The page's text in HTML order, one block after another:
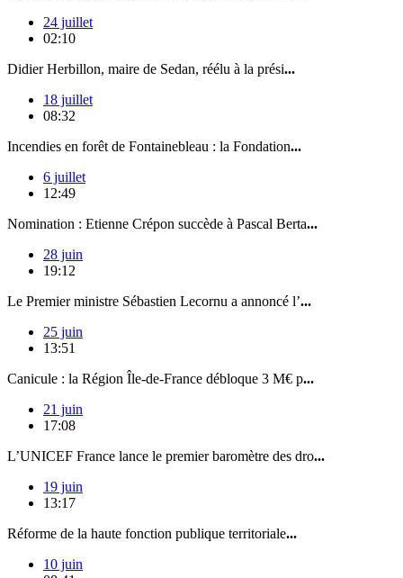
24 juillet
02:10
Didier Herbillon, maire de Sedan, réélu à la prési...
18 juillet
08:32
Incendies en forêt de Fontainebleau : la Fondation...
6 juillet
12:49
Nomination : Etienne Crépon succède à Pascal Berta...
28 juin
19:12
Le Premier ministre Sébastien Lecornu a annoncé l’...
25 juin
13:51
Canicule : la Région Île-de-France débloque 3 M€ p...
21 juin
17:08
L’UNICEF France lance le premier baromètre des dro...
19 juin
13:17
Réforme de la haute fonction publique territoriale...
10 juin